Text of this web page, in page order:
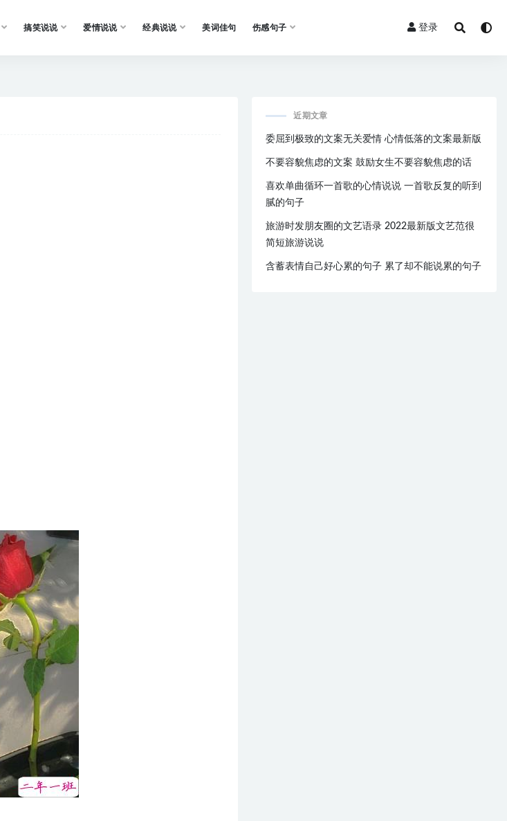
搞笑说说 爱情说说 经典说说 美词佳句 伤感句子 登录
近期文章
委屈到极致的文案无关爱情 心情低落的文案最新版
不要容貌焦虑的文案 鼓励女生不要容貌焦虑的话
喜欢单曲循环一首歌的心情说说 一首歌反复的听到
腻的句子
旅游时发朋友圈的文艺语录 2022最新版文艺范很
简短旅游说说
含蓄表情自己好心累的句子 累了却不能说累的句子